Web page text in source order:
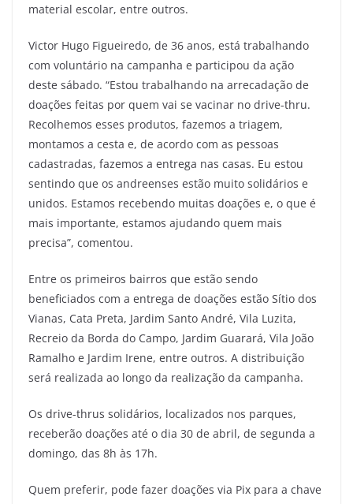
material escolar, entre outros.
Victor Hugo Figueiredo, de 36 anos, está trabalhando
com voluntário na campanha e participou da ação
deste sábado. “Estou trabalhando na arrecadação de
doações feitas por quem vai se vacinar no drive-thru.
Recolhemos esses produtos, fazemos a triagem,
montamos a cesta e, de acordo com as pessoas
cadastradas, fazemos a entrega nas casas. Eu estou
sentindo que os andreenses estão muito solidários e
unidos. Estamos recebendo muitas doações e, o que é
mais importante, estamos ajudando quem mais
precisa”, comentou.
Entre os primeiros bairros que estão sendo
beneficiados com a entrega de doações estão Sítio dos
Vianas, Cata Preta, Jardim Santo André, Vila Luzita,
Recreio da Borda do Campo, Jardim Guarará, Vila João
Ramalho e Jardim Irene, entre outros. A distribuição
será realizada ao longo da realização da campanha.
Os drive-thrus solidários, localizados nos parques,
receberão doações até o dia 30 de abril, de segunda a
domingo, das 8h às 17h.
Quem preferir, pode fazer doações via Pix para a chave